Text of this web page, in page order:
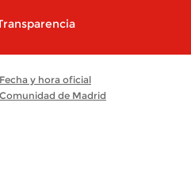
Fecha y hora oficial
Comunidad de Madrid